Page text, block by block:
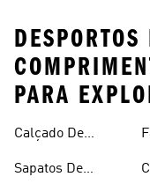
PARA
Calçado De
Motorizados
Sapatos De